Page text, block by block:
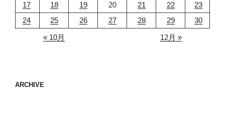
17
18 19 20 21 22
23
24
25 26 27 28 29
30
« 10月
12月 »
ARCHIVE